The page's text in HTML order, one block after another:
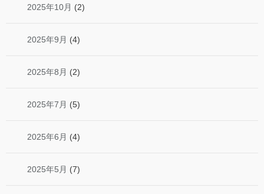
2025年10月 (2)
2025年9月 (4)
2025年8月 (2)
2025年7月 (5)
2025年6月 (4)
2025年5月 (7)